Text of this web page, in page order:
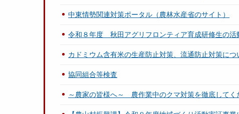
中東情勢関連対策ポータル（農林水産省のサイト）
令和８年度 秋田アグリフロンティア育成研修生の活
カドミウム含有米の生産防止対策、流通防止対策につ
協同組合等検査
～農家の皆様へ～ 農作業中のクマ対策を徹底してく